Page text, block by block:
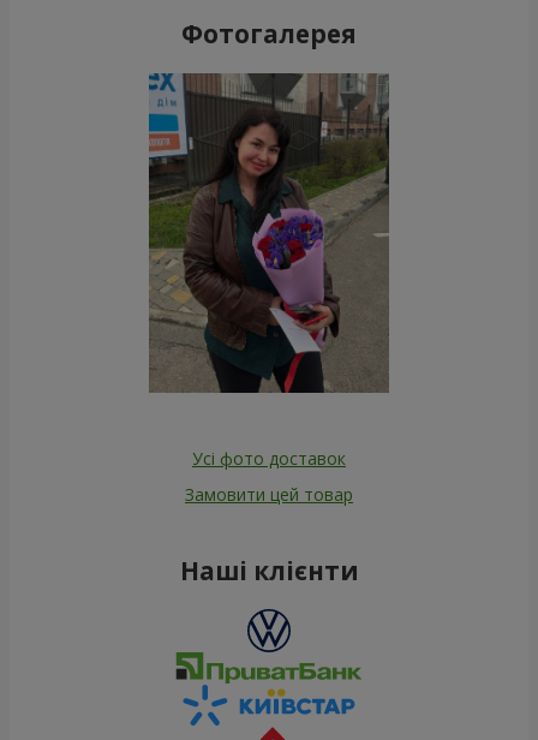
Фотогалерея
Усі фото доставок
Замовити цей товар
Наші клієнти